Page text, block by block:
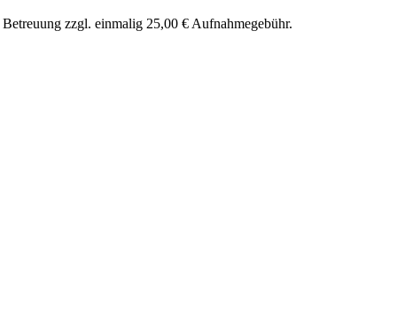
zzgl. einmalig 25,00 € Aufnahmegebühr.